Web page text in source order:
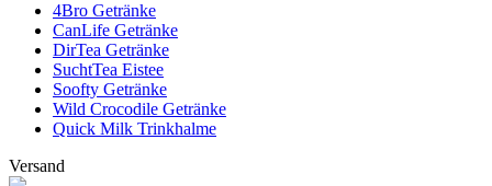
4Bro Getränke
CanLife Getränke
DirTea Getränke
SuchtTea Eistee
Soofty Getränke
Wild Crocodile Getränke
Quick Milk Trinkhalme
Versand